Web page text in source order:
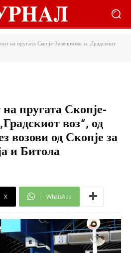
на пругата Скопје-Зелениково за „Градскиот
пругата Скопје-
воз“, од
возови од Скопје за
и Битола
X WhatsApp